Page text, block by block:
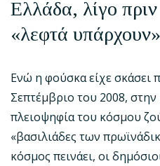
Ελλάδα, λίγο
«λεφτά
Ενώ η φούσκα είχε σκάσει
Σεπτέμβριο του 2008,
πλειοψηφία του κόσμου
«βασιλιάδες των
κόσμος πεινάει, οι